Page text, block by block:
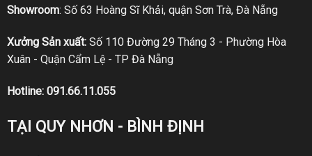
Showroom: Số 63 Hoàng Sĩ Khải, quận Sơn Trà, Đà Nẵng
Xưởng Sản xuất:Số 110 Đường 29 Tháng 3 - Phường Hòa
Xuân - Quận Cẩm Lệ - TP Đà Nẵng
Hotline: 091.66.11.055
TẠI QUY NHƠN - BÌNH ĐỊNH